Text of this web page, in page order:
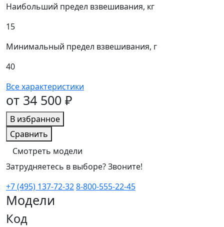
Наибольший предел взвешивания, кг
15
Минимальный предел взвешивания, г
40
Все характеристики
от 34 500 ₽
В избранное
Сравнить
Смотреть модели
Затрудняетесь в выборе? Звоните!
+7 (495) 137-72-328-800-555-22-45
Модели
Код